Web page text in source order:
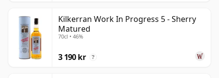
Kilkerran Work In Progress 5 - Sherry
Matured
70cl • 46%
3 190 kr ?